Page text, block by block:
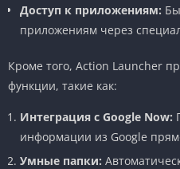
Доступ к приложениям:
приложениям через
Кроме того, Action Launcher
функции, такие как:
Интеграция с Google Now:
информации из Google
Умные папки: